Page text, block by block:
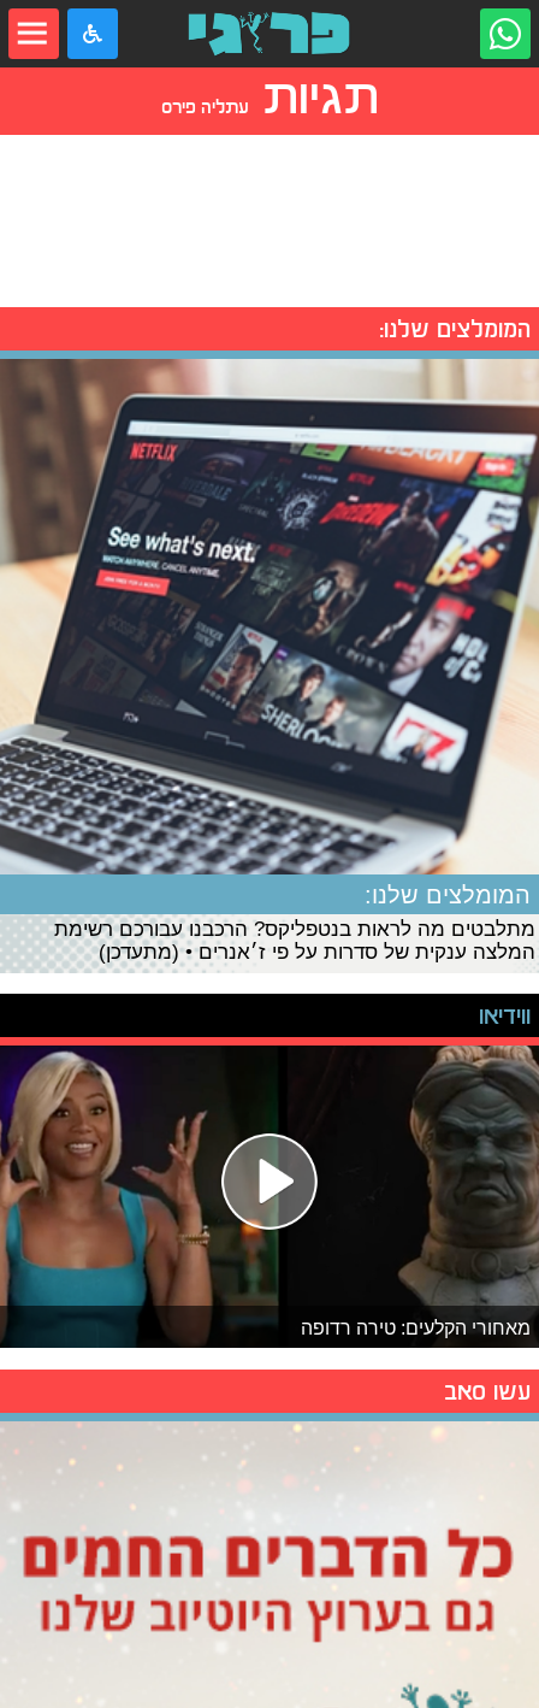
תגיות עתליה פירס
המומלצים שלנו:
המומלצים שלנו:
מתלבטים מה לראות בנטפליקס? הרכבנו עבורכם רשימת
המלצה ענקית של סדרות על פי ז׳אנרים • (מתעדכן)
ווידיאו
מאחורי הקלעים: טירה רדופה
עשו סאב